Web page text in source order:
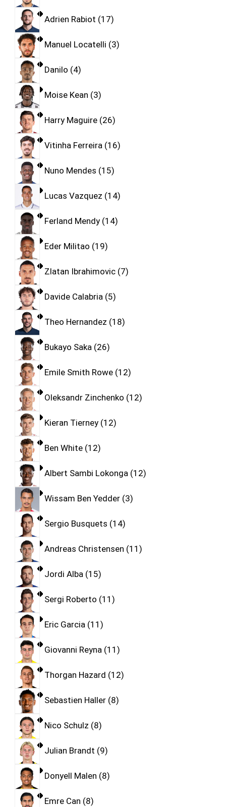
Adrien Rabiot 17
Manuel Locatelli 3
Danilo 4
Moise Kean 3
Harry Maguire 26
Vitinha Ferreira 16
Nuno Mendes 15
Lucas Vazquez 14
Ferland Mendy 14
Eder Militao 19
Zlatan Ibrahimovic 7
Davide Calabria 5
Theo Hernandez 18
Bukayo Saka 26
Emile Smith Rowe 12
Oleksandr Zinchenko 12
Kieran Tierney 12
Ben White 12
Albert Sambi Lokonga 12
Wissam Ben Yedder 3
Sergio Busquets 14
Andreas Christensen 11
Jordi Alba 15
Sergi Roberto 11
Eric Garcia 11
Giovanni Reyna 11
Thorgan Hazard 12
Sebastien Haller 8
Nico Schulz 8
Julian Brandt 9
Donyell Malen 8
Emre Can 8